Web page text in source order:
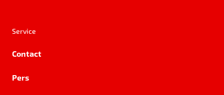
Service
Contact
Pers